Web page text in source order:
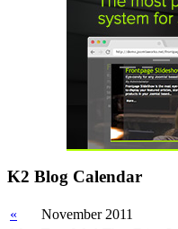
K2 Blog Calendar
« November 2011